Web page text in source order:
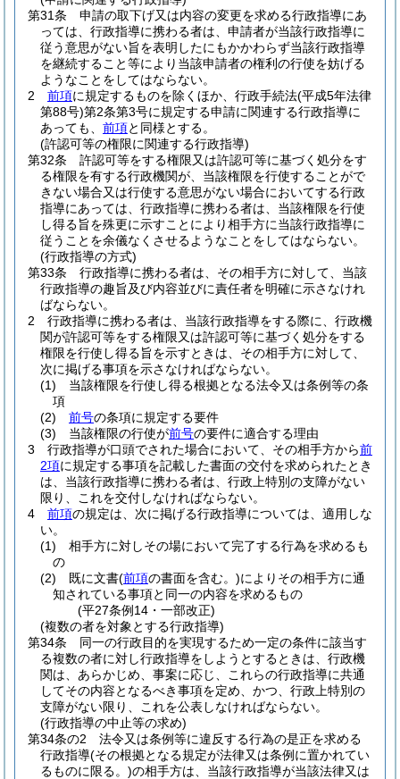
第31条
申請の取下げ又は内容の変更を求める行政指導にあ
っては、行政指導に携わる者は、申請者が当該行政指導に
従う意思がない旨を表明したにもかかわらず当該行政指導
を継続すること等により当該申請者の権利の行使を妨げる
ようなことをしてはならない。
2
前項に規定するものを除くほか、行政手続法(平成5年法律
第88号)第2条第3号に規定する申請に関連する行政指導に
あっても、 前項と同様とする。
(許認可等の権限に関連する行政指導)
第32条
許認可等をする権限又は許認可等に基づく処分をす
る権限を有する行政機関が、当該権限を行使することがで
きない場合又は行使する意思がない場合においてする行政
指導にあっては、行政指導に携わる者は、当該権限を行使
し得る旨を殊更に示すことにより相手方に当該行政指導に
従うことを余儀なくさせるようなことをしてはならない。
(行政指導の方式)
第33条
行政指導に携わる者は、その相手方に対して、当該
行政指導の趣旨及び内容並びに責任者を明確に示さなけれ
ばならない。
2
行政指導に携わる者は、当該行政指導をする際に、行政機
関が許認可等をする権限又は許認可等に基づく処分をする
権限を行使し得る旨を示すときは、その相手方に対して、
次に掲げる事項を示さなければならない。
(1)
当該権限を行使し得る根拠となる法令又は条例等の条
項
(2)
前号の条項に規定する要件
(3)
当該権限の行使が前号の要件に適合する理由
3
行政指導が口頭でされた場合において、その相手方から前
2項に規定する事項を記載した書面の交付を求められたとき
は、当該行政指導に携わる者は、行政上特別の支障がない
限り、これを交付しなければならない。
4
前項の規定は、次に掲げる行政指導については、適用しな
い。
(1)
相手方に対しその場において完了する行為を求めるも
の
(2)
既に文書(前項の書面を含む。)によりその相手方に通
知されている事項と同一の内容を求めるもの
(平27条例14・一部改正)
(複数の者を対象とする行政指導)
第34条
同一の行政目的を実現するため一定の条件に該当す
る複数の者に対し行政指導をしようとするときは、行政機
関は、あらかじめ、事案に応じ、これらの行政指導に共通
してその内容となるべき事項を定め、かつ、行政上特別の
支障がない限り、これを公表しなければならない。
(行政指導の中止等の求め)
第34条の2
法令又は条例等に違反する行為の是正を求める
行政指導(その根拠となる規定が法律又は条例に置かれてい
るものに限る。)の相手方は、当該行政指導が当該法律又は